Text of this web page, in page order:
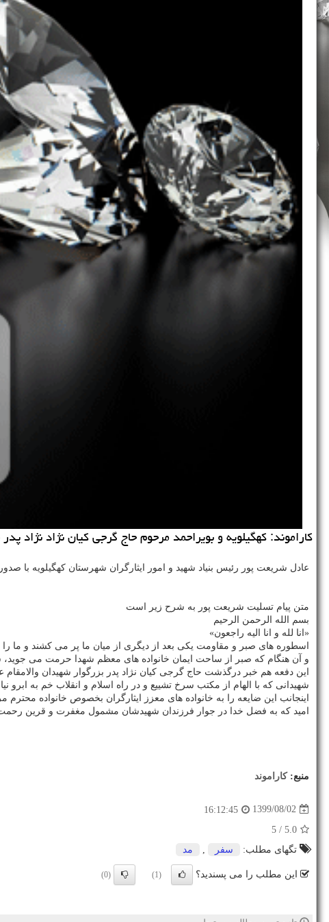
كاراموند: كهگیلویه و بویراحمد مرحوم حاج گرجی كیان نژاد
عادل شریعت پور رئیس بنیاد شهید و امور ایثارگران شهرستان کهگیلویه با
متن پیام تسلیت شریعت پور به شرح زیر است
بسم الله الرحمن الرحیم
«انا لله و انا الیه راجعون»
اسطوره های صبر و مقاومت یکی بعد از دیگری از میان ما پر می کشند و ما را
و آن هنگام که صبر از ساحت ایمان خانواده های معظم شهدا حرمت می
این دفعه هم خبر درگذشت حاج گرجی کیان نژاد پدر بزرگوار شهیدان والامقام
شهیدانی که با الهام از مکتب سرخ تشییع و در راه اسلام و انقلاب خم به
اینجانب این ضایعه را به خانواده های معزز ایثارگران بخصوص خانواده
امید که به فضل خدا در جوار فرزندان شهیدشان مشمول مغفرت و قرین رحمت
منبع:كاراموند
1399/08/02
16:12:45
5.0
/ 5
تگهای مطلب:
سفر مد
این مطلب را می پسندید؟ (1)
(0)